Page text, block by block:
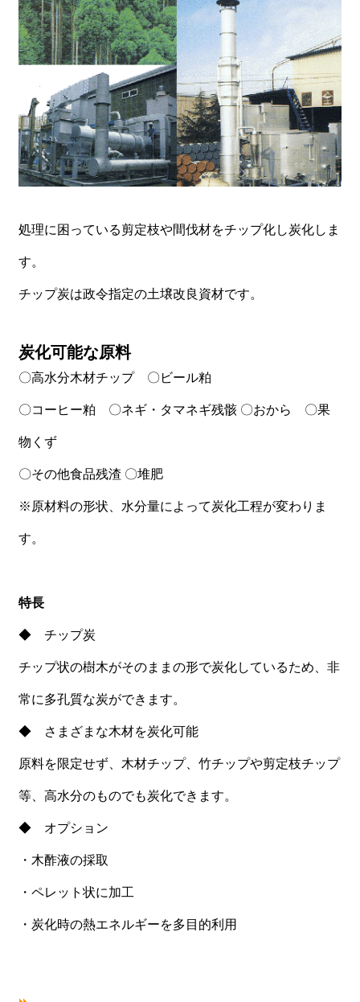
炭素固定
籾殻燃料化システム
籾殻粉砕・堆肥プラント
試験・テスト
処理に困っている剪定枝や間伐材をチップ化し炭化しま
す。
チップ炭は政令指定の土壌改良資材です。
炭化可能な原料
〇高水分木材チップ 〇ビール粕
〇コーヒー粕 〇ネギ・タマネギ残骸 〇おから 〇果
物くず
〇その他食品残渣 〇堆肥
※原材料の形状、水分量によって炭化工程が変わりま
す。
特長
◆ チップ炭
チップ状の樹木がそのままの形で炭化しているため、非
常に多孔質な炭ができます。
◆ さまざまな木材を炭化可能
原料を限定せず、木材チップ、竹チップや剪定枝チップ
等、高水分のものでも炭化できます。
◆ オプション
・木酢液の採取
・ペレット状に加工
・炭化時の熱エネルギーを多目的利用